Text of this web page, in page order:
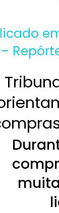
–